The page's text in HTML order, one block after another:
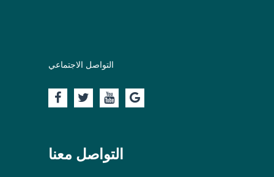
التواصل الاجتماعي
التواصل معنا